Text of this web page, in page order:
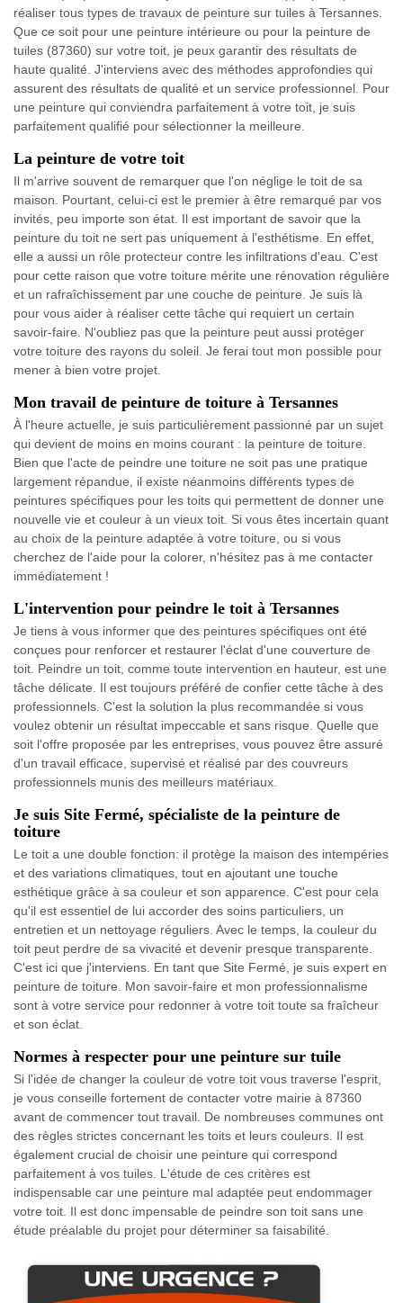
réaliser tous types de travaux de peinture sur tuiles à Tersannes.
Que ce soit pour une peinture intérieure ou pour la peinture de
tuiles (87360) sur votre toit, je peux garantir des résultats de
haute qualité. J'interviens avec des méthodes approfondies qui
assurent des résultats de qualité et un service professionnel. Pour
une peinture qui conviendra parfaitement à votre toit, je suis
parfaitement qualifié pour sélectionner la meilleure.
La peinture de votre toit
Il m'arrive souvent de remarquer que l'on néglige le toit de sa
maison. Pourtant, celui-ci est le premier à être remarqué par vos
invités, peu importe son état. Il est important de savoir que la
peinture du toit ne sert pas uniquement à l'esthétisme. En effet,
elle a aussi un rôle protecteur contre les infiltrations d'eau. C'est
pour cette raison que votre toiture mérite une rénovation régulière
et un rafraîchissement par une couche de peinture. Je suis là
pour vous aider à réaliser cette tâche qui requiert un certain
savoir-faire. N'oubliez pas que la peinture peut aussi protéger
votre toiture des rayons du soleil. Je ferai tout mon possible pour
mener à bien votre projet.
Mon travail de peinture de toiture à Tersannes
À l'heure actuelle, je suis particulièrement passionné par un sujet
qui devient de moins en moins courant : la peinture de toiture.
Bien que l'acte de peindre une toiture ne soit pas une pratique
largement répandue, il existe néanmoins différents types de
peintures spécifiques pour les toits qui permettent de donner une
nouvelle vie et couleur à un vieux toit. Si vous êtes incertain quant
au choix de la peinture adaptée à votre toiture, ou si vous
cherchez de l'aide pour la colorer, n'hésitez pas à me contacter
immédiatement !
L'intervention pour peindre le toit à Tersannes
Je tiens à vous informer que des peintures spécifiques ont été
conçues pour renforcer et restaurer l'éclat d'une couverture de
toit. Peindre un toit, comme toute intervention en hauteur, est une
tâche délicate. Il est toujours préféré de confier cette tâche à des
professionnels. C'est la solution la plus recommandée si vous
voulez obtenir un résultat impeccable et sans risque. Quelle que
soit l'offre proposée par les entreprises, vous pouvez être assuré
d'un travail efficace, supervisé et réalisé par des couvreurs
professionnels munis des meilleurs matériaux.
Je suis Site Fermé, spécialiste de la peinture de
toiture
Le toit a une double fonction: il protège la maison des intempéries
et des variations climatiques, tout en ajoutant une touche
esthétique grâce à sa couleur et son apparence. C'est pour cela
qu'il est essentiel de lui accorder des soins particuliers, un
entretien et un nettoyage réguliers. Avec le temps, la couleur du
toit peut perdre de sa vivacité et devenir presque transparente.
C'est ici que j'interviens. En tant que Site Fermé, je suis expert en
peinture de toiture. Mon savoir-faire et mon professionnalisme
sont à votre service pour redonner à votre toit toute sa fraîcheur
et son éclat.
Normes à respecter pour une peinture sur tuile
Si l'idée de changer la couleur de votre toit vous traverse l'esprit,
je vous conseille fortement de contacter votre mairie à 87360
avant de commencer tout travail. De nombreuses communes ont
des règles strictes concernant les toits et leurs couleurs. Il est
également crucial de choisir une peinture qui correspond
parfaitement à vos tuiles. L'étude de ces critères est
indispensable car une peinture mal adaptée peut endommager
votre toit. Il est donc impensable de peindre son toit sans une
étude préalable du projet pour déterminer sa faisabilité.